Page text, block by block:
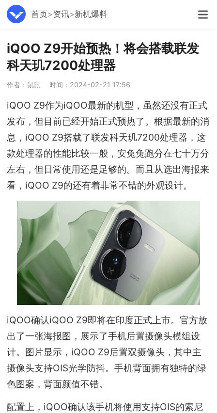
首页 资讯 新机爆料
iQOO Z9开始预热！将会搭载联发
科天玑7200处理器
作者：鼠鼠 时间：2024-02-21 17:56
iQOO Z9作为iQOO最新的机型，虽然还没有正式
发布，但目前已经开始正式预热了。根据最新的消
息，iQOO Z9搭载了联发科天玑7200处理器，这
款处理器的性能比较一般，安兔兔跑分在七十万分
左右，但日常使用还是足够的。而且从选出海报来
看，iQOO Z9的还有着非常不错的外观设计。
iQOO确认iQOO Z9即将在印度正式上市。官方放
出了一张海报图，展示了手机后置摄像头模组设
计。图片显示，iQOO Z9后置双摄像头，其中主
摄像头支持OIS光学防抖。手机背面拥有独特的绿
色图案，背面颜值不错。
配置上，iQOO确认该手机将使用支持OIS的索尼